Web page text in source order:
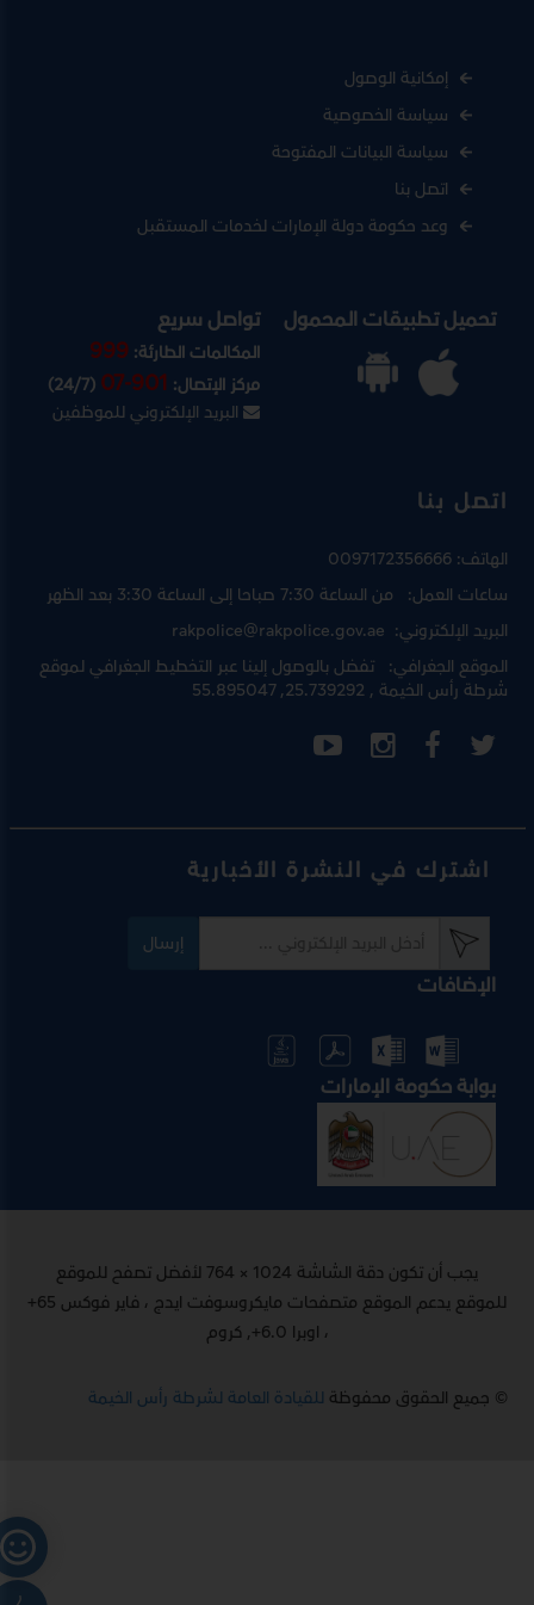
إمكانية الوصول
سياسة الخصوصية
سياسة البيانات المفتوحة
اتصل بنا
وعد حكومة دولة الإمارات لخدمات المستقبل
تحميل تطبيقات المحمول تواصل سريع
المكالمات الطارئة:999
مركز الإتصال:07-901
(24/7)
البريد الإلكتروني للموظفين
اتصل بنا
الهاتف:0097172356666
ساعات العمل: من الساعة 7:30 صباحا إلى الساعة 3:30 بعد الظهر
البريد الإلكتروني:rakpolice@rakpolice.gov.ae
الموقع الجغرافي: تفضل بالوصول إلينا عبرالتخطيط الجغرافي لموقع
شرطة رأس الخيمة, 25.739292, 55.895047
اشترك في النشرة الأخبارية
إرسال
الإضافات
بوابة حكومة الإمارات
يجب أن تكون دقة الشاشة 1024 × 764 لأفضل تصفح للموقع
للموقع يدعم الموقع متصفحات مايكروسوفت ايدج ، فاير فوكس 65+
، اوبرا 6.0+, كروم
© جميع الحقوق محفوظةللقيادة العامة لشرطة رأس الخيمة